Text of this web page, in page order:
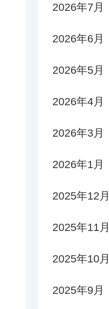
2026年7月
2026年6月
2026年5月
2026年4月
2026年3月
2026年1月
2025年12月
2025年11月
2025年10月
2025年9月